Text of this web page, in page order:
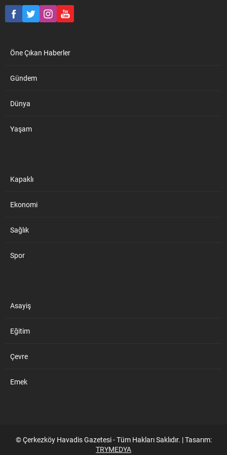
yayınlanmasını talep etti.
Çerkezköy Havadis-...
Öne Çıkan Haberler
Gündem
Dünya
Yaşam
Kapaklı
Ekonomi
Sağlık
Spor
Asayiş
Eğitim
Çevre
Emek
© Çerkezköy Havadis Gazetesi - Tüm Hakları Saklıdır. | Tasarım:
TRYMEDYA